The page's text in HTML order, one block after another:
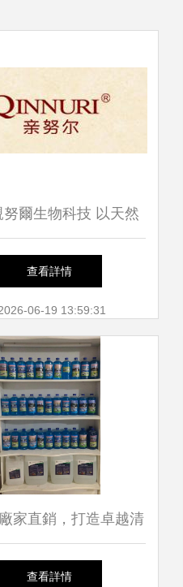
努爾生物科技 以天然
之力，創潔凈生活
查看詳情
06-19 13:59:31
家直銷，打造卓越清
潔與養護新體驗
查看詳情